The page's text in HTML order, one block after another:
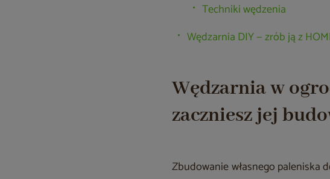
Techniki wędzenia
Wędzarnia DIY — zrób ją z
Wędzarnia w
zaczniesz jej
Zbudowanie własnego